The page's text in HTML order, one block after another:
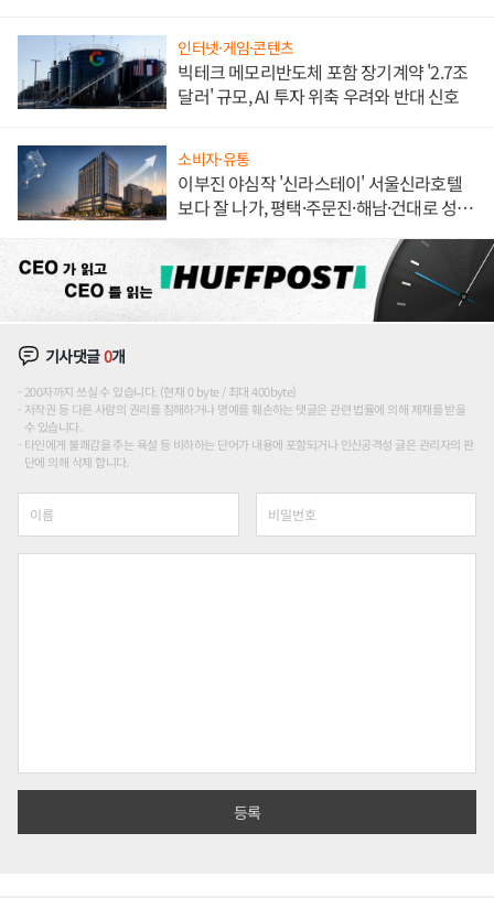
인터넷·게임·콘텐츠
빅테크 메모리반도체 포함 장기계약 '2.7조
달러' 규모, AI 투자 위축 우려와 반대 신호
소비자·유통
이부진 야심작 '신라스테이' 서울신라호텔
보다 잘 나가, 평택·주문진·해남·건대로 성
기사댓글0개
200자까지 쓰실 수 있습니다. (현재 0 byte / 최대 400byte)
저작권 등 다른 사람의 권리를 침해하거나 명예를 훼손하는 댓글은 관련 법률에 의해 제재를 받을
수 있습니다.
타인에게 불쾌감을 주는 욕설 등 비하하는 단어가 내용에 포함되거나 인신공격성 글은 관리자의 판
단에 의해 삭제 합니다.